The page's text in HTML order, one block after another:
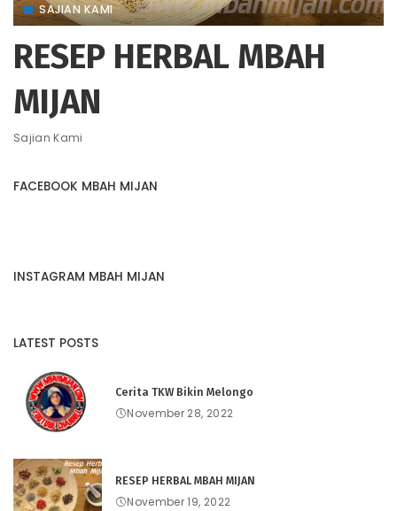
SAJIAN KAMI
RESEP HERBAL MBAH
MIJAN
Sajian Kami
FACEBOOK MBAH MIJAN
INSTAGRAM MBAH MIJAN
LATEST POSTS
Cerita TKW Bikin Melongo
November 28, 2022
RESEP HERBAL MBAH MIJAN
November 19, 2022